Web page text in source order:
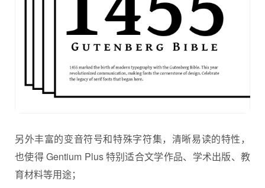
另外丰富的变音符号和特殊字符集，清晰易读的特性，
也使得 Gentium Plus 特别适合文学作品、学术出版、教
育材料等用途；